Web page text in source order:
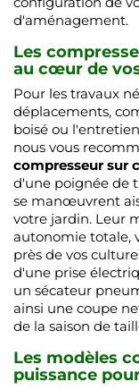
d'aménagement.
Les
au cœur de
Pour les travaux
déplacements,
boisé ou
nous vous
compresseur sur
d'une poignée de
se manœuvrent
votre jardin. Leur
autonomie totale,
près de vos
d'une prise
un sécateur
ainsi une coupe
de la saison de
Les modèles
puissance